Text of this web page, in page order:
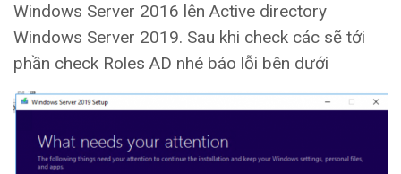
Windows Server 2016 lên Active directory
Windows Server 2019. Sau khi check các sẽ tới
phần check Roles AD nhé báo lỗi bên dưới